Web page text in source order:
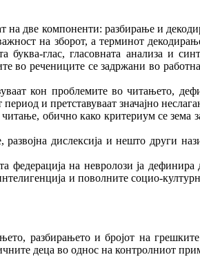
на две компоненти: разбирање и
на зборот, а терминот
буква-глас, гласовната анализа и
речениците се задржани во
кон проблемите во читањето,
и претставуваат значајно
обично како критериум се
дислексија и нешто други
на невролози ја дефинира
и поволните социо-
разбирањето и бројот на
деца во однос на контролниот